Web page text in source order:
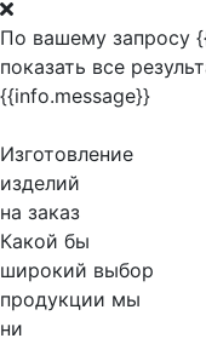
По вашему запросу
показать все
{{info.message}}
Изготовление
изделий
на заказ
Какой бы
широкий выбор
продукции мы
ни